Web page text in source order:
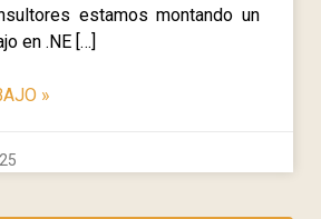
estamos montando un
en .NE […]
»